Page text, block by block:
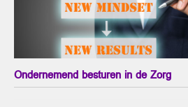
Ondernemend besturen in de Zorg